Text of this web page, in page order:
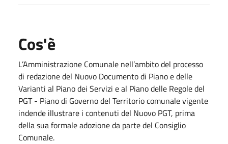
Cos'è
L’Amministrazione Comunale nell’ambito del processo
di redazione del Nuovo Documento di Piano e delle
Varianti al Piano dei Servizi e al Piano delle Regole del
PGT - Piano di Governo del Territorio comunale vigente
indende illustrare i contenuti del Nuovo PGT, prima
della sua formale adozione da parte del Consiglio
Comunale.